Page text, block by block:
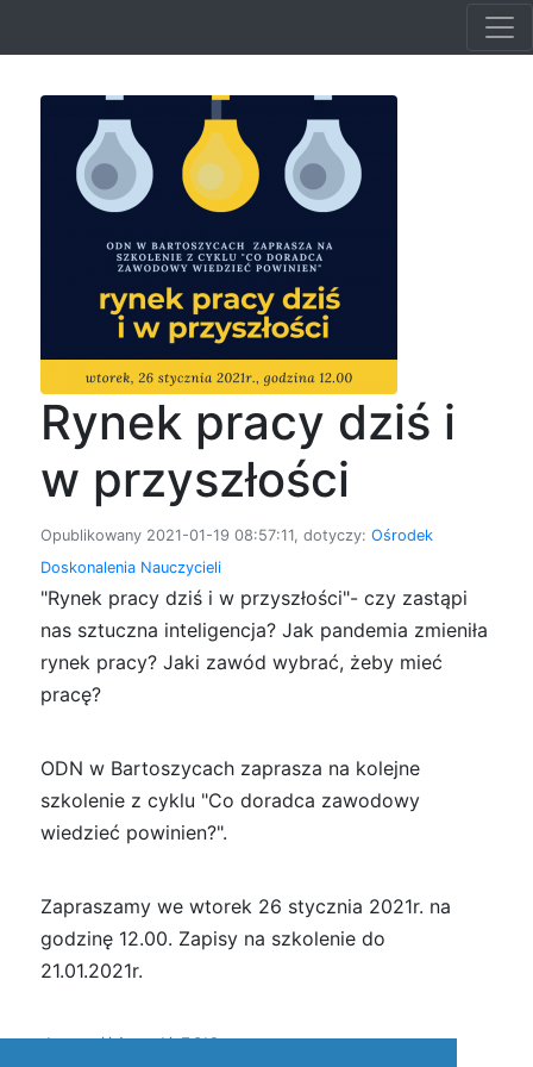
Rynek pracy dziś i
w przyszłości
Opublikowany 2021-01-19 08:57:11, dotyczy: Ośrodek
Doskonalenia Nauczycieli
"Rynek pracy dziś i w przyszłości"- czy zastąpi
nas sztuczna inteligencja? Jak pandemia zmieniła
rynek pracy? Jaki zawód wybrać, żeby mieć
pracę?
ODN w Bartoszycach zaprasza na kolejne
szkolenie z cyklu "Co doradca zawodowy
wiedzieć powinien?".
Zapraszamy we wtorek 26 stycznia 2021r. na
godzinę 12.00. Zapisy na szkolenie do
21.01.2021r.
https://tiny.pl/r53l8